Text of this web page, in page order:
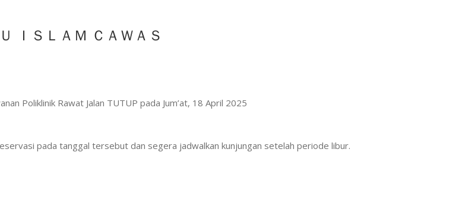
ＩＳＬＡＭ ＣＡＷＡＳ
Poliklinik Rawat Jalan TUTUP pada Jum’at, 18 April 2025
pada tanggal tersebut dan segera jadwalkan kunjungan setelah periode libur.